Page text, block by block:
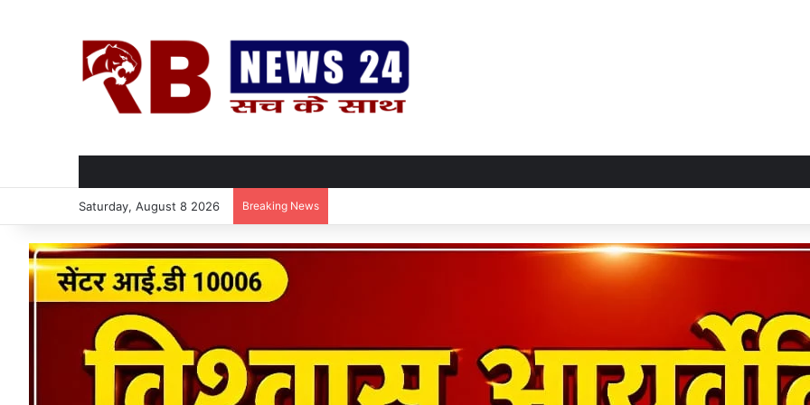
Saturday, August 8 2026 Breaking News